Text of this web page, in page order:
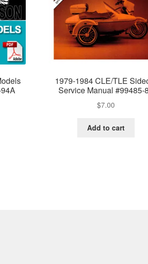
1979-1984 CLE/TLE
Service Manual #99485-
$7.00
Add to cart